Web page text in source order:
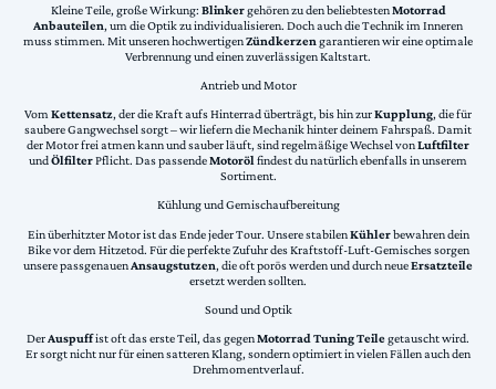
Kleine Teile, große Wirkung: Blinkergehören zu den beliebtestenMotorrad
Anbauteilen, um die Optik zu individualisieren. Doch auch die Technik im Inneren
muss stimmen. Mit unseren hochwertigenZündkerzen garantieren wir eine optimale
Verbrennung und einen zuverlässigen Kaltstart.
Antrieb und Motor
VomKettensatz, der die Kraft aufs Hinterrad überträgt, bis hin zurKupplung, die für
saubere Gangwechsel sorgt – wir liefern die Mechanik hinter deinem Fahrspaß. Damit
der Motor frei atmen kann und sauber läuft, sind regelmäßige Wechsel vonLuftfilter
undÖlfilterPflicht. Das passendeMotorölfindest du natürlich ebenfalls in unserem
Sortiment.
Kühlung und Gemischaufbereitung
Ein überhitzter Motor ist das Ende jeder Tour. Unsere stabilenKühlerbewahren dein
Bike vor dem Hitzetod. Für die perfekte Zufuhr des Kraftstoff-Luft-Gemisches sorgen
unsere passgenauenAnsaugstutzen, die oft porös werden und durch neueErsatzteile
ersetzt werden sollten.
Sound und Optik
DerAuspuffist oft das erste Teil, das gegenMotorrad Tuning Teilegetauscht wird.
Er sorgt nicht nur für einen satteren Klang, sondern optimiert in vielen Fällen auch den
Drehmomentverlauf.